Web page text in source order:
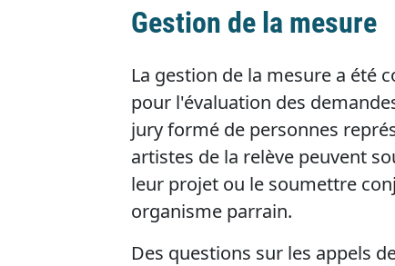
Gestion de la mesure
La gestion de la mesure a été
pour l'évaluation des
jury formé de personnes
artistes de la relève peuvent
leur projet ou le soumettre
organisme parrain.
Des questions sur les appels